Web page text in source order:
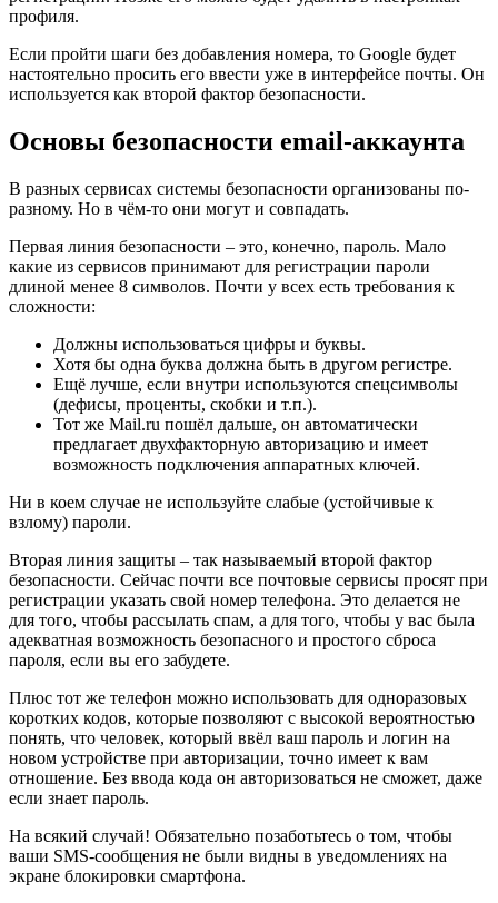
профиля.
Если пройти шаги без добавления номера, то Google будет
настоятельно просить его ввести уже в интерфейсе почты. Он
используется как второй фактор безопасности.
Основы безопасности email-аккаунта
В разных сервисах системы безопасности организованы по-
разному. Но в чём-то они могут и совпадать.
Первая линия безопасности – это, конечно, пароль. Мало
какие из сервисов принимают для регистрации пароли
длиной менее 8 символов. Почти у всех есть требования к
сложности:
Должны использоваться цифры и буквы.
Хотя бы одна буква должна быть в другом регистре.
Ещё лучше, если внутри используются спецсимволы
(дефисы, проценты, скобки и т.п.).
Тот же Mail.ru пошёл дальше, он автоматически
предлагает двухфакторную авторизацию и имеет
возможность подключения аппаратных ключей.
Ни в коем случае не используйте слабые (устойчивые к
взлому) пароли.
Вторая линия защиты – так называемый второй фактор
безопасности. Сейчас почти все почтовые сервисы просят при
регистрации указать свой номер телефона. Это делается не
для того, чтобы рассылать спам, а для того, чтобы у вас была
адекватная возможность безопасного и простого сброса
пароля, если вы его забудете.
Плюс тот же телефон можно использовать для одноразовых
коротких кодов, которые позволяют с высокой вероятностью
понять, что человек, который ввёл ваш пароль и логин на
новом устройстве при авторизации, точно имеет к вам
отношение. Без ввода кода он авторизоваться не сможет, даже
если знает пароль.
На всякий случай! Обязательно позаботьтесь о том, чтобы
ваши SMS-сообщения не были видны в уведомлениях на
экране блокировки смартфона.